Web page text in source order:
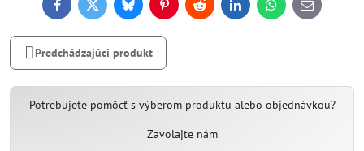
FacebookTwitterBlueskyPinterestReddit LinkedInWhatsApp
E-
mail
Predchádzajúci produkt
Potrebujete pomôcť s výberom produktu alebo objednávkou?
Zavolajte nám